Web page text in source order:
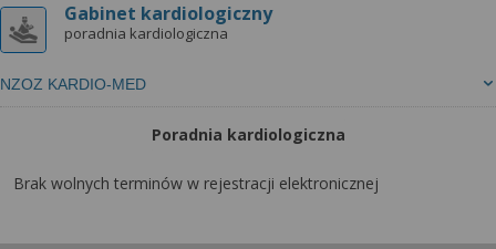
Gabinet kardiologiczny
poradnia kardiologiczna
NZOZ KARDIO-MED
Poradnia kardiologiczna
Brak wolnych terminów w rejestracji elektronicznej